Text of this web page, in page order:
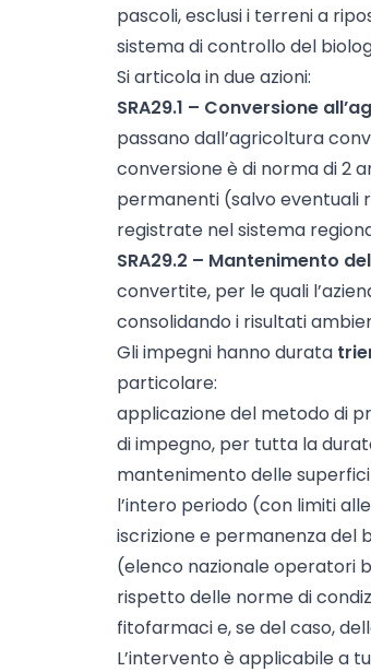
pascoli, esclusi i terreni a
sistema di controllo del
Si articola in due azioni:
SRA29.1 – Conversione
passano dall’agricoltura
conversione è di norma di 2
permanenti (salvo eventuali
registrate nel sistema
SRA29.2 – Mantenimento
convertite, per le quali
consolidando i risultati
Gli impegni hanno durata
particolare:
applicazione del metodo di
di impegno, per tutta la
mantenimento delle
l’intero periodo (con limiti
iscrizione e permanenza del
(elenco nazionale operatori
rispetto delle norme di
fitofarmaci e, se del caso,
L’intervento è applicabile a